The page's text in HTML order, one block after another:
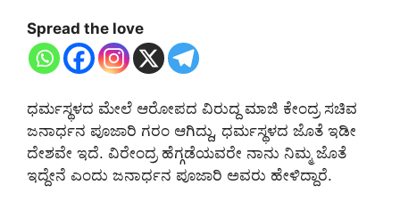
Spread the love
ಧರ್ಮಸ್ಥಳದ ಮೇಲೆ ಆರೋಪದ ವಿರುದ್ದ ಮಾಜಿ ಕೇಂದ್ರ ಸಚಿವ
ಜನಾರ್ಧನ ಪೂಜಾರಿ ಗರಂ ಆಗಿದ್ದು, ಧರ್ಮಸ್ಥಳದ ಜೊತೆ ಇಡೀ
ದೇಶವೇ ಇದೆ. ವಿರೇಂದ್ರ ಹೆಗ್ಗಡೆಯವರೇ ನಾನು ನಿಮ್ಮ ಜೊತೆ
ಇದ್ದೇನೆ ಎಂದು ಜನಾರ್ಧನ ಪೂಜಾರಿ ಅವರು ಹೇಳಿದ್ದಾರೆ.